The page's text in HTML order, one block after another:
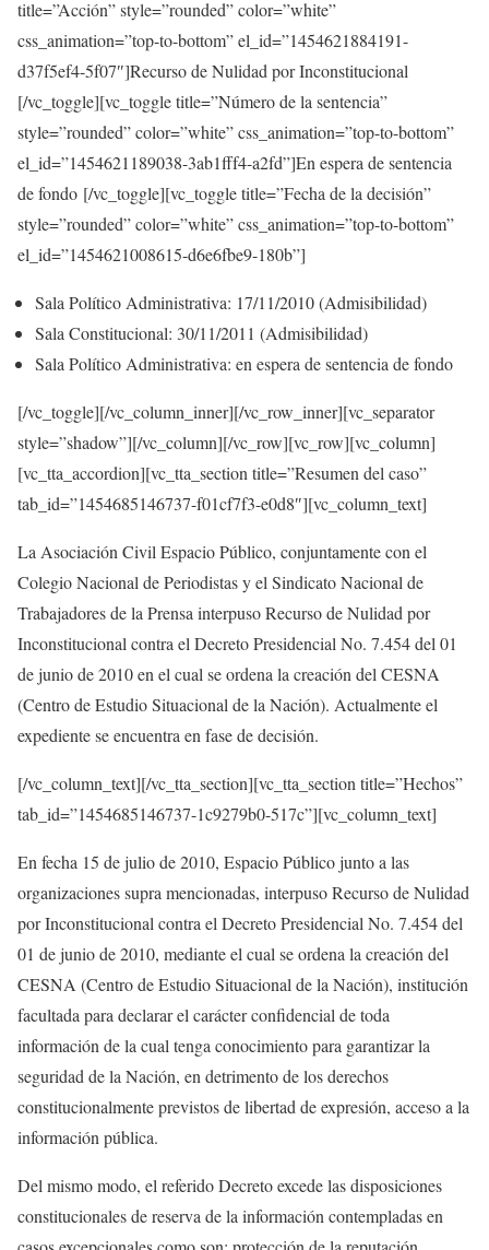
title=”Acción” style=”rounded” color=”white”
css_animation=”top-to-bottom” el_id=”1454621884191-
d37f5ef4-5f07″]Recurso de Nulidad por Inconstitucional
[/vc_toggle][vc_toggle title=”Número de la sentencia”
style=”rounded” color=”white” css_animation=”top-to-bottom”
el_id=”1454621189038-3ab1fff4-a2fd”]En espera de sentencia
de fondo [/vc_toggle][vc_toggle title=”Fecha de la decisión”
style=”rounded” color=”white” css_animation=”top-to-bottom”
el_id=”1454621008615-d6e6fbe9-180b”]
Sala Político Administrativa: 17/11/2010 (Admisibilidad)
Sala Constitucional: 30/11/2011 (Admisibilidad)
Sala Político Administrativa: en espera de sentencia de fondo
[/vc_toggle][/vc_column_inner][/vc_row_inner][vc_separator
style=”shadow”][/vc_column][/vc_row][vc_row][vc_column]
[vc_tta_accordion][vc_tta_section title=”Resumen del caso”
tab_id=”1454685146737-f01cf7f3-e0d8″][vc_column_text]
La Asociación Civil Espacio Público, conjuntamente con el
Colegio Nacional de Periodistas y el Sindicato Nacional de
Trabajadores de la Prensa interpuso Recurso de Nulidad por
Inconstitucional contra el Decreto Presidencial No. 7.454 del 01
de junio de 2010 en el cual se ordena la creación del CESNA
(Centro de Estudio Situacional de la Nación). Actualmente el
expediente se encuentra en fase de decisión.
[/vc_column_text][/vc_tta_section][vc_tta_section title=”Hechos”
tab_id=”1454685146737-1c9279b0-517c”][vc_column_text]
En fecha 15 de julio de 2010, Espacio Público junto a las
organizaciones supra mencionadas, interpuso Recurso de Nulidad
por Inconstitucional contra el Decreto Presidencial No. 7.454 del
01 de junio de 2010, mediante el cual se ordena la creación del
CESNA (Centro de Estudio Situacional de la Nación), institución
facultada para declarar el carácter confidencial de toda
información de la cual tenga conocimiento para garantizar la
seguridad de la Nación, en detrimento de los derechos
constitucionalmente previstos de libertad de expresión, acceso a la
información pública.
Del mismo modo, el referido Decreto excede las disposiciones
constitucionales de reserva de la información contempladas en